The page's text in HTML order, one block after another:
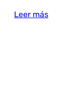
Leer más